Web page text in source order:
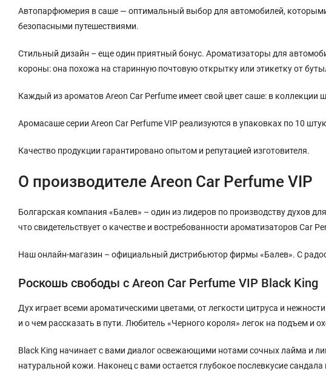
Автопарфюмерия в саше — оптимальный выбор для автомобилей,
безопасными путешествиями.
Стильный дизайн – еще один приятный бонус. Ароматизаторы для
короны: она похожа на старинную почтовую открытку или этикетку от
Каждый из ароматов Areon Car Perfume имеет свой цвет саше: в коллекции
Аромасаше серии Areon Car Perfume VIP реализуются в упаковках по 10
Качество продукции гарантировано опытом и репутацией изготовителя.
О производителе Areon Car Perfume VIP
Болгарская компания «Балев» – один из лидеров по производству духов
что свидетельствует о качестве и востребованности ароматизаторов Car
Наш онлайн-магазин – официальный дистрибьютор фирмы «Балев». С
Роскошь свободы с Areon Car Perfume VIP Black King
Дух играет всеми ароматическими цветами, от легкости цитруса и
и о чем рассказать в пути. Любитель «Черного короля» легок на подъем и
Black King начинает с вами диалог освежающими нотами сочных лайма и
натуральной кожи. Наконец с вами остается глубокое послевкусие